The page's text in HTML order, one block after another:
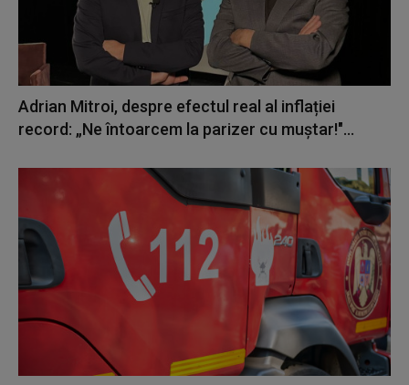
Adrian Mitroi, despre efectul real al inflației
record: „Ne întoarcem la parizer cu muștar!"...